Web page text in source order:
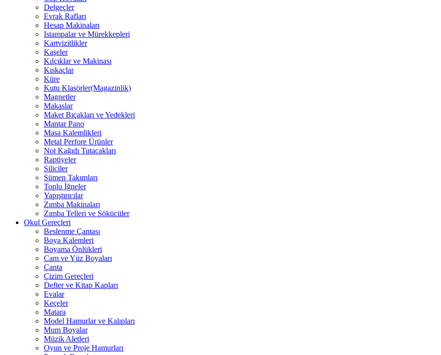
Delgeçler
Evrak Rafları
Hesap Makinaları
Istampalar ve Mürekkepleri
Kartvizitlikler
Kaşeler
Kılçıklar ve Makinası
Kıskaçlar
Küre
Kutu Klasörler(Magazinlik)
Magnetler
Makaslar
Maket Bıçakları ve Yedekleri
Mantar Pano
Masa Kalemlikleri
Metal Perfore Ürünler
Not Kağıdı Tutacakları
Raptiyeler
Siliciler
Sümen Takımları
Toplu İğneler
Yapıştırıcılar
Zımba Makinaları
Zımba Telleri ve Sökücüler
Okul Gereçleri
Beslenme Çantası
Boya Kalemleri
Boyama Önlükleri
Cam ve Yüz Boyaları
Çanta
Çizim Gereçleri
Defter ve Kitap Kapları
Evalar
Keçeler
Matara
Model Hamurlar ve Kalıpları
Mum Boyalar
Müzik Aletleri
Oyun ve Proje Hamurları